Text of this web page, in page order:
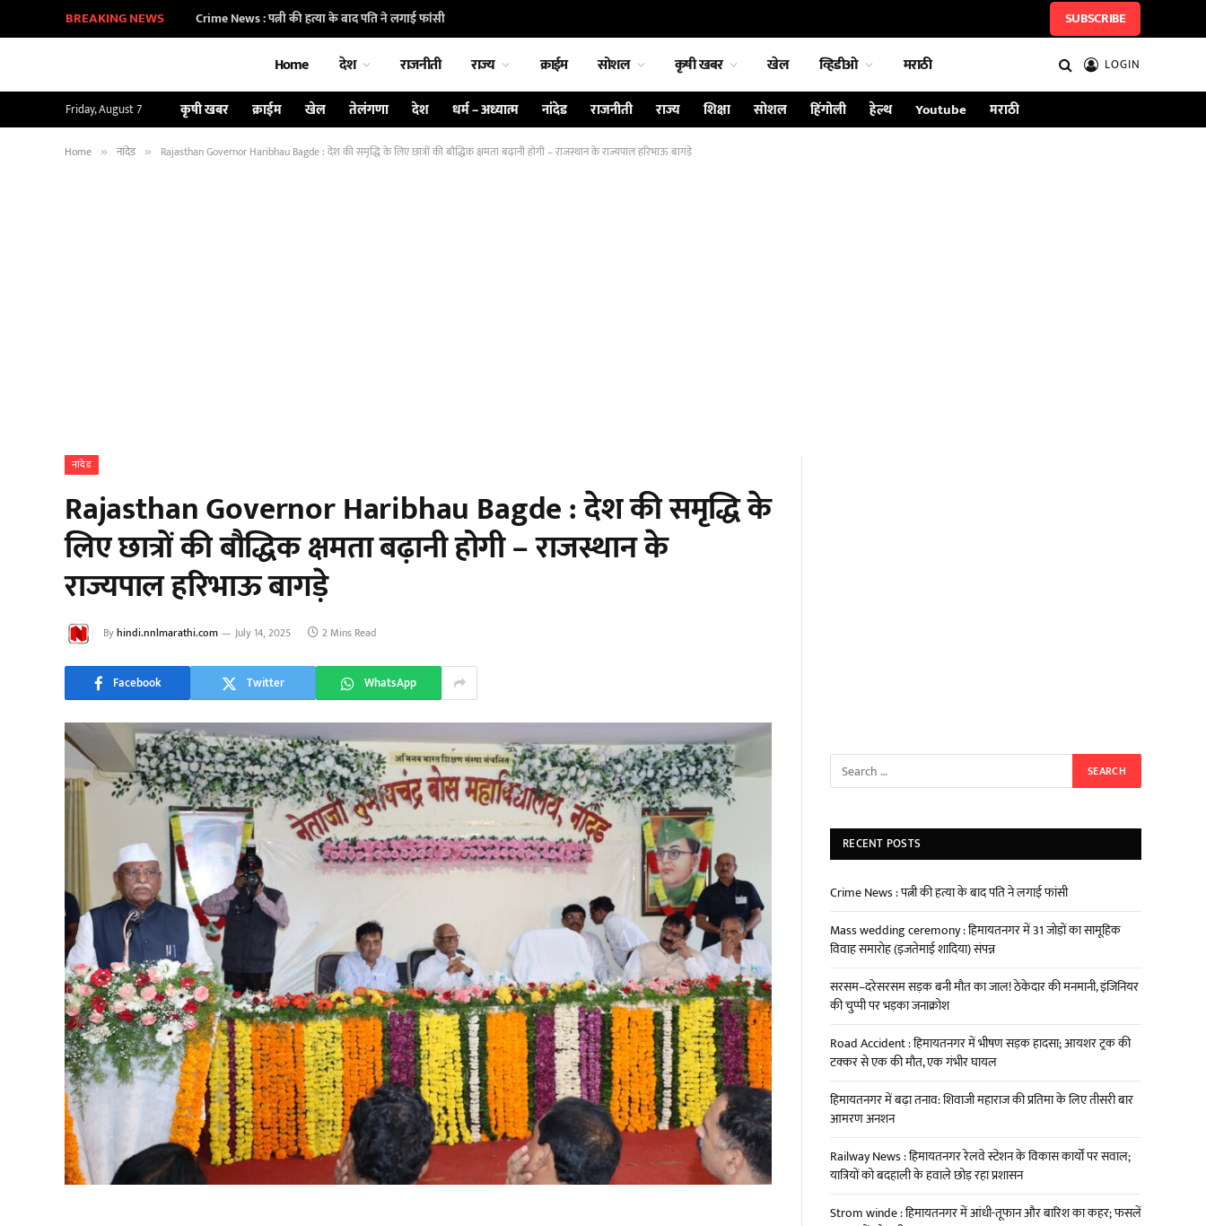
BREAKING NEWS Crime News : पत्नी की हत्या के बाद पति ने लगाई फांसी SUBSCRIBE
Home देश राजनीती राज्य क्राईम सोशल कृषी खबर खेल व्हिडीओ मराठी LOGIN
Friday, August 7 कृषी खबर क्राईम खेल तेलंगणा देश धर्म – अध्यात्म नांदेड राजनीती राज्य शिक्षा सोशल हिंगोली हेल्थ Youtube मराठी
Home » नांदेड » Rajasthan Governor Haribhau Bagde : देश की समृद्धि के लिए छात्रों की बौद्धिक क्षमता बढ़ानी होगी – राजस्थान के राज्यपाल हरिभाऊ बागड़े
नांदेड
Rajasthan Governor Haribhau Bagde : देश की समृद्धि के
लिए छात्रों की बौद्धिक क्षमता बढ़ानी होगी – राजस्थान के
राज्यपाल हरिभाऊ बागड़े
Byhindi.nnlmarathi.com July 14, 2025 2 Mins Read
Facebook Twitter WhatsApp
RECENT POSTS
Crime News : पत्नी की हत्या के बाद पति ने लगाई फांसी
Mass wedding ceremony : हिमायतनगर में 31 जोड़ों का सामूहिक
विवाह समारोह (इजतेमाई शादिया) संपन्न
सरसम–दरेसरसम सड़क बनी मौत का जाल! ठेकेदार की मनमानी, इंजिनियर
की चुप्पी पर भड़का जनाक्रोश
Road Accident : हिमायतनगर में भीषण सड़क हादसा; आयशर ट्रक की
टक्कर से एक की मौत, एक गंभीर घायल
हिमायतनगर में बढ़ा तनाव: शिवाजी महाराज की प्रतिमा के लिए तीसरी बार
आमरण अनशन
Railway News : हिमायतनगर रेलवे स्टेशन के विकास कार्यों पर सवाल;
यात्रियों को बदहाली के हवाले छोड़ रहा प्रशासन
Strom winde : हिमायतनगर में आंधी-तूफान और बारिश का कहर; फसलें